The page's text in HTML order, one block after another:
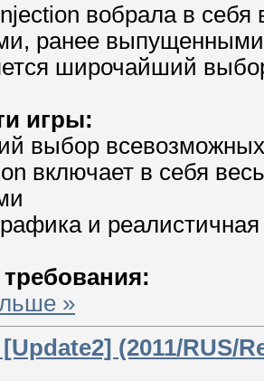
вобрала в себя
ранее выпущенными
широчайший
игры:
выбор
включает в себя
и
»
(2011/RUS/